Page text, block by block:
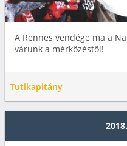
A Rennes vendége ma a
várunk a mérkőzéstől!
Tutikapitány